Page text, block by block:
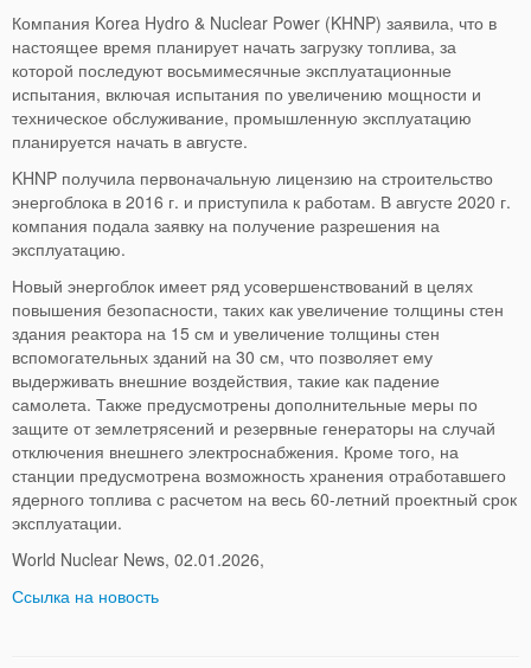
Компания Korea Hydro & Nuclear Power (KHNP) заявила, что в
настоящее время планирует начать загрузку топлива, за
которой последуют восьмимесячные эксплуатационные
испытания, включая испытания по увеличению мощности и
техническое обслуживание, промышленную эксплуатацию
планируется начать в августе.
KHNP получила первоначальную лицензию на строительство
энергоблока в 2016 г. и приступила к работам. В августе 2020 г.
компания подала заявку на получение разрешения на
эксплуатацию.
Новый энергоблок имеет ряд усовершенствований в целях
повышения безопасности, таких как увеличение толщины стен
здания реактора на 15 см и увеличение толщины стен
вспомогательных зданий на 30 см, что позволяет ему
выдерживать внешние воздействия, такие как падение
самолета. Также предусмотрены дополнительные меры по
защите от землетрясений и резервные генераторы на случай
отключения внешнего электроснабжения. Кроме того, на
станции предусмотрена возможность хранения отработавшего
ядерного топлива с расчетом на весь 60-летний проектный срок
эксплуатации.
World Nuclear News, 02.01.2026,
Ссылка на новость